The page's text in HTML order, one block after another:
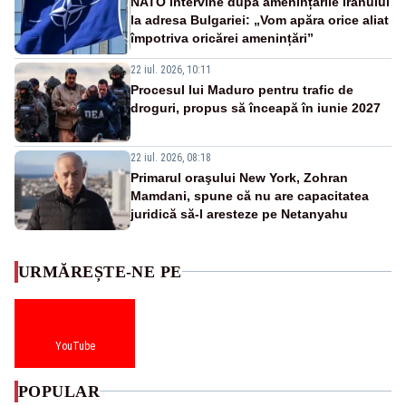
la adresa Bulgariei: „Vom apăra orice aliat
împotriva oricărei amenințări”
22 iul. 2026, 10:11
Procesul lui Maduro pentru trafic de
droguri, propus să înceapă în iunie 2027
22 iul. 2026, 08:18
Primarul oraşului New York, Zohran
Mamdani, spune că nu are capacitatea
juridică să-l aresteze pe Netanyahu
URMĂREȘTE-NE PE
YouTube
POPULAR